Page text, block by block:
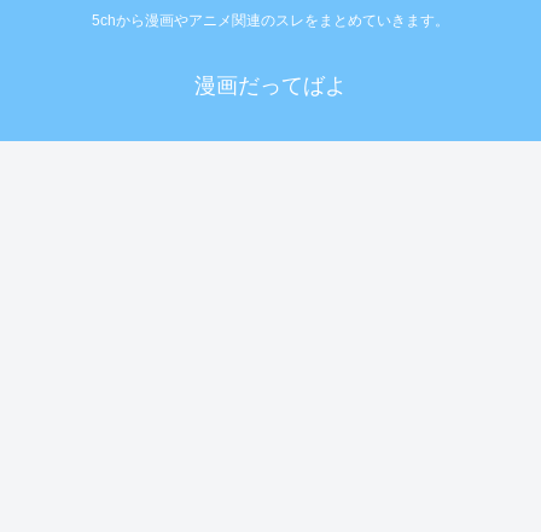
5chから漫画やアニメ関連のスレをまとめていきます。
漫画だってばよ